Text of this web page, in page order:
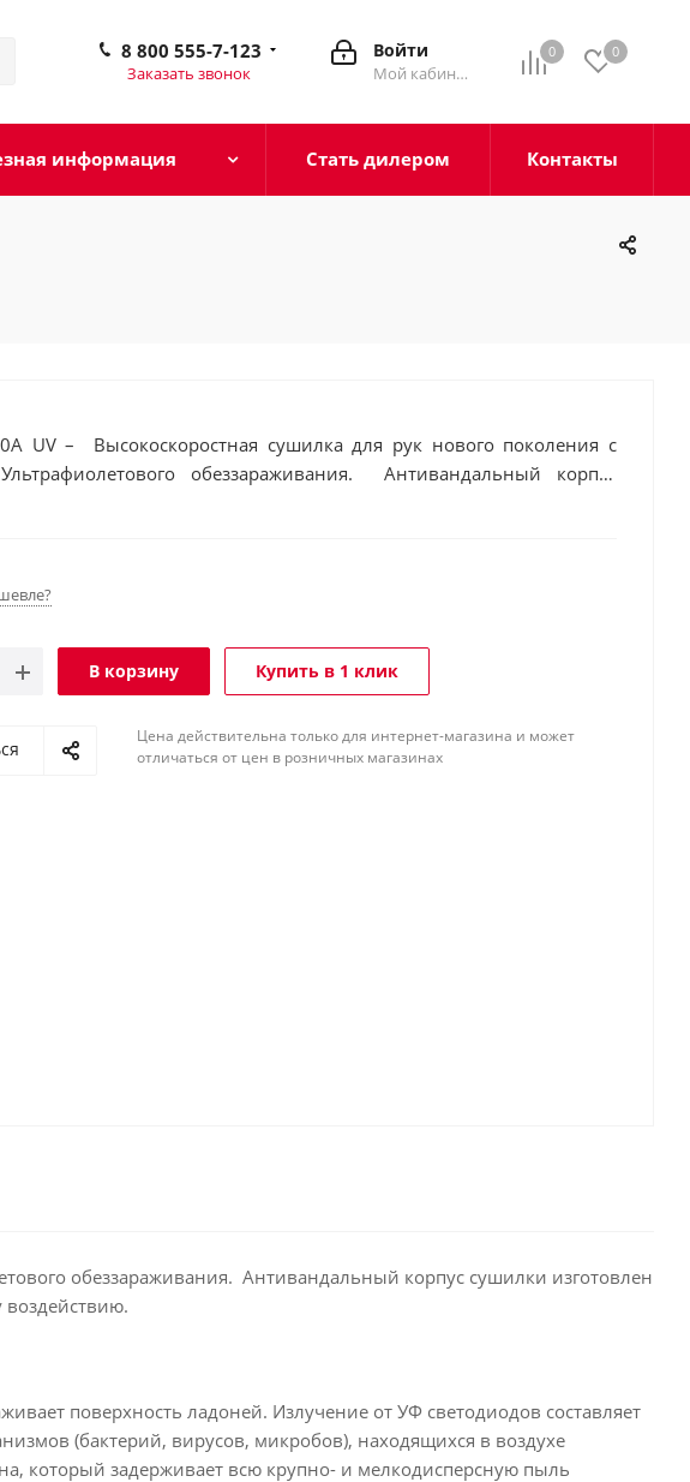
0 0
Войти
Мой кабинет
8 800 555-7-123
Заказать звонок
информация Стать дилером Контакты
UV – Высокоскоростная сушилка для рук нового поколения с
обеззараживания. Антивандальный корпус
из нержавеющей высококачественной стали марки 304,
В корзину Купить в 1 клик
Цена действительна только для интернет-магазина и может
отличаться от цен в розничных магазинах
обеззараживания. Антивандальный корпус сушилки изготовлен
поверхность ладоней. Излучение от УФ светодиодов составляет
(бактерий, вирусов, микробов), находящихся в воздухе
который задерживает всю крупно- и мелкодисперсную пыль